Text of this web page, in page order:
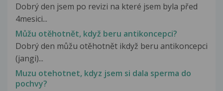
Dobrý den jsem po revizi na které jsem byla před
4mesici...
Můžu otěhotnět, když beru antikoncepci?
Dobrý den můžu otěhotnět ikdyž beru antikoncepci
(jangi)...
Muzu otehotnet, kdyz jsem si dala sperma do
pochvy?